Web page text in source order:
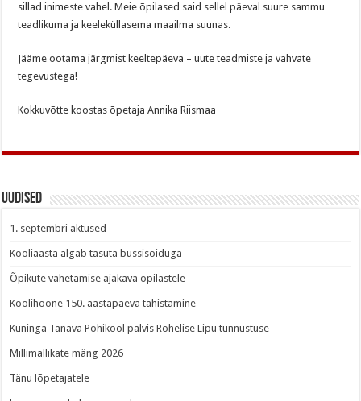
sillad inimeste vahel. Meie õpilased said sellel päeval suure sammu
teadlikuma ja keeleküllasema maailma suunas.
Jääme ootama järgmist keeltepäeva – uute teadmiste ja vahvate
tegevustega!
Kokkuvõtte koostas õpetaja Annika Riismaa
Uudised
1. septembri aktused
Kooliaasta algab tasuta bussisõiduga
Õpikute vahetamise ajakava õpilastele
Koolihoone 150. aastapäeva tähistamine
Kuninga Tänava Põhikool pälvis Rohelise Lipu tunnustuse
Millimallikate mäng 2026
Tänu lõpetajatele